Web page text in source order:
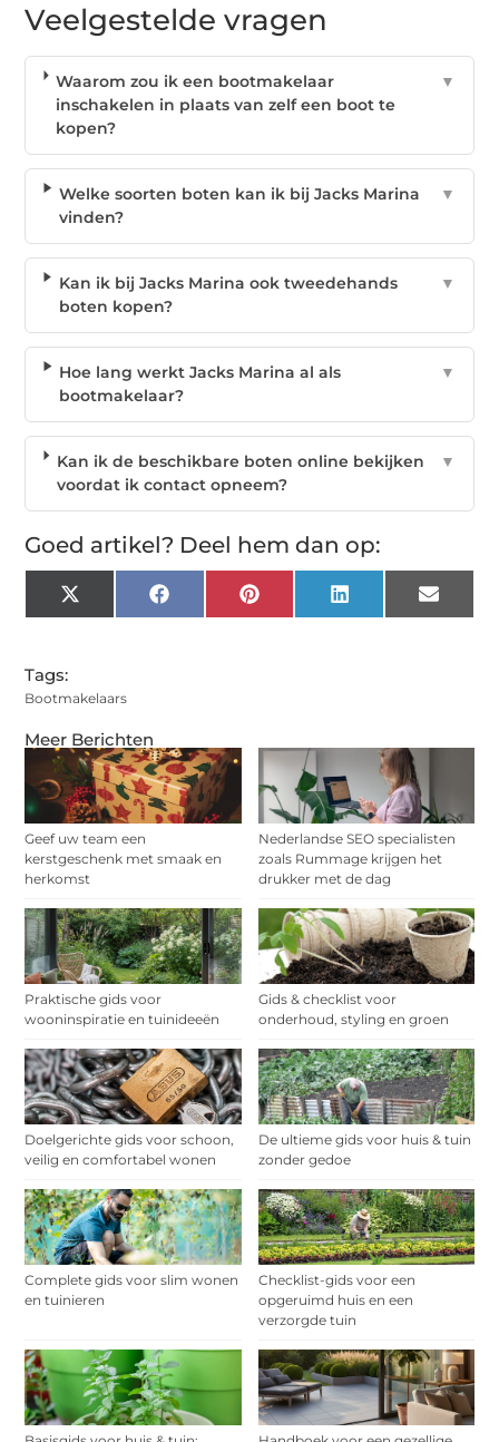
Meer Berichten
Geef uw team een
kerstgeschenk met smaak en
herkomst
Nederlandse SEO specialisten
zoals Rummage krijgen het
drukker met de dag
Praktische gids voor
wooninspiratie en tuinideeën
Gids & checklist voor
onderhoud, styling en groen
Doelgerichte gids voor schoon,
veilig en comfortabel wonen
De ultieme gids voor huis & tuin
zonder gedoe
Complete gids voor slim wonen
en tuinieren
Checklist-gids voor een
opgeruimd huis en een
verzorgde tuin
Veelgestelde vragen
Waarom zou ik een bootmakelaar
inschakelen in plaats van zelf een boot te
kopen?
▼
Welke soorten boten kan ik bij Jacks Marina
vinden?
▼
Kan ik bij Jacks Marina ook tweedehands
boten kopen?
▼
Hoe lang werkt Jacks Marina al als
bootmakelaar?
▼
Kan ik de beschikbare boten online bekijken
voordat ik contact opneem?
▼
Goed artikel? Deel hem dan op:
X
(Twitter)
Facebook Pinterest LinkedIn Email
Tags:
Bootmakelaars